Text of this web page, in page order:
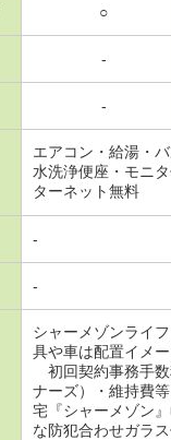
○
-
-
エアコン・給湯・
水洗浄便座・モニ
ターネット無料
-
-
シャーメゾンライ
具や車は配置イメ
初回契約事務手数
ナーズ）・維持費
宅『シャーメゾン
な防犯合わせガラ